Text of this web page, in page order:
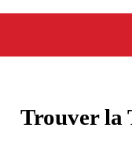
Trouver la